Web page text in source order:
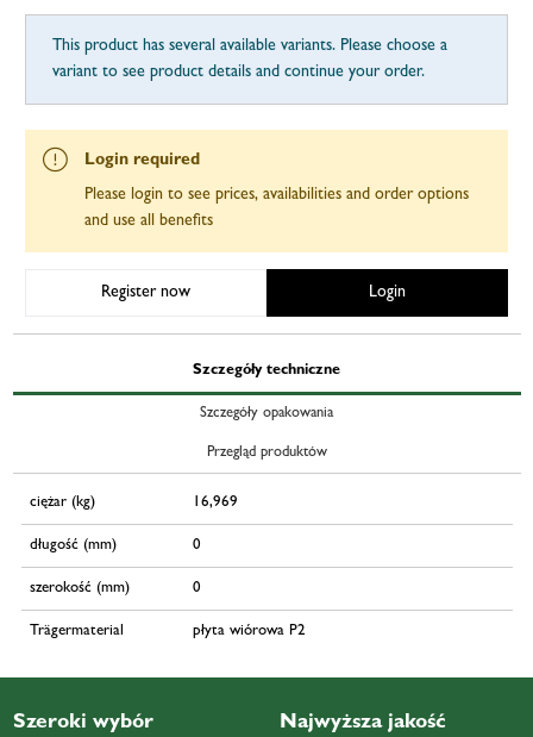
This product has several available variants. Please choose a
variant to see product details and continue your order.
Login required
Please login to see prices, availabilities and order options
and use all benefits
Register now Login
Szczegóły techniczne
Szczegóły opakowania
Przegląd produktów
ciężar (kg) 16,969
długość (mm) 0
szerokość (mm) 0
Trägermaterial płyta wiórowa P2
Szeroki wybór
Najwyższa jakość